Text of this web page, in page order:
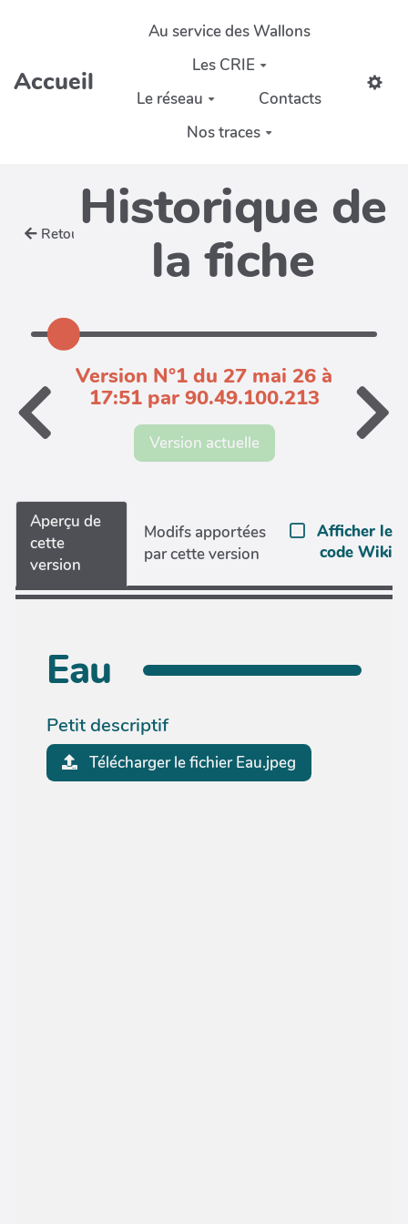
Aller au contenu principal
Accueil
Au service des Wallons
Les CRIE
Le réseau
Contacts
Nos traces
Retour Historique de
la fiche
Version N°1 du 27 mai 26 à
17:51 par 90.49.100.213
Version actuelle
Aperçu de
cette
version
Modifs apportées
par cette version
Afficher le
code Wiki
Eau
Petit descriptif
Télécharger le fichier Eau.jpeg